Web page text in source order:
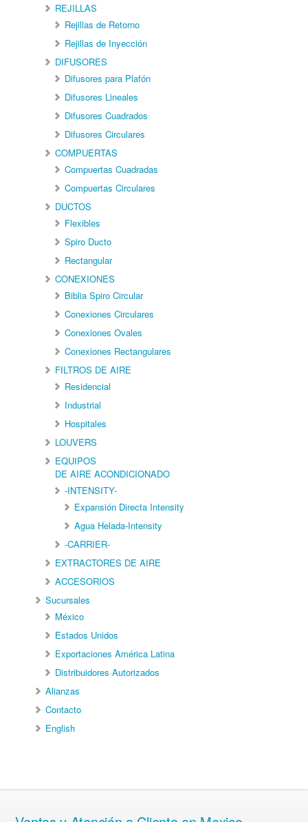
REJILLAS
Rejillas de Retorno
Rejillas de Inyección
DIFUSORES
Difusores para Plafón
Difusores Lineales
Difusores Cuadrados
Difusores Circulares
COMPUERTAS
Compuertas Cuadradas
Compuertas Circulares
DUCTOS
Flexibles
Spiro Ducto
Rectangular
CONEXIONES
Biblia Spiro Circular
Conexiones Circulares
Conexiones Ovales
Conexiones Rectangulares
FILTROS DE AIRE
Residencial
Industrial
Hospitales
LOUVERS
EQUIPOS
DE AIRE ACONDICIONADO
-INTENSITY-
Expansión Directa Intensity
Agua Helada-Intensity
-CARRIER-
EXTRACTORES DE AIRE
ACCESORIOS
Sucursales
México
Estados Unidos
Exportaciones América Latina
Distribuidores Autorizados
Alianzas
Contacto
English